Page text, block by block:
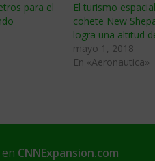
para el
El turismo
cohete New
logra una altitud
mayo 1, 2018
En «Aeronautica»
CNNExpansion.com